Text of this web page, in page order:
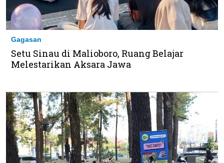
Gagasan
Setu Sinau di Malioboro, Ruang Belajar
Melestarikan Aksara Jawa